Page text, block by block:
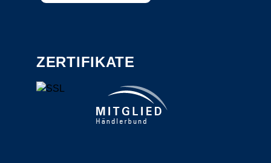
ZERTIFIKATE